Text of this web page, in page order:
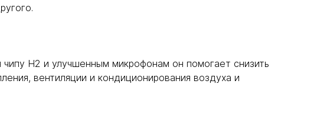
H2 и улучшенным микрофонам он помогает снизить
вентиляции и кондиционирования воздуха и